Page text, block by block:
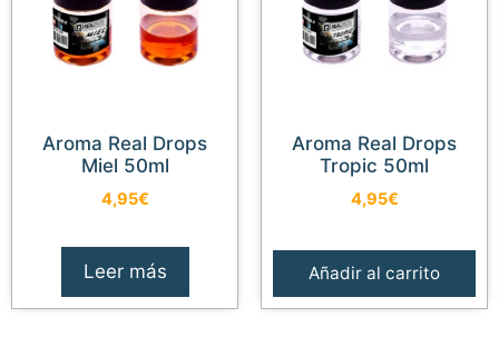
Aroma Real Drops
Miel 50ml
4,95€
Leer más
Aroma Real Drops
Tropic 50ml
4,95€
Añadir al carrito